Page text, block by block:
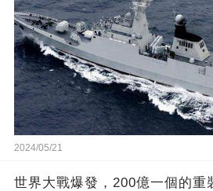
2024/05/21
世界大戰爆發，200億一個的重